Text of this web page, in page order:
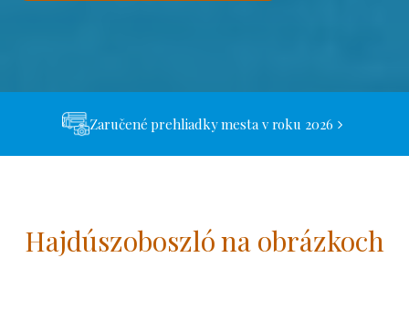
Zaručené prehliadky mesta v roku 2026
Hajdúszoboszló na obrázkoch